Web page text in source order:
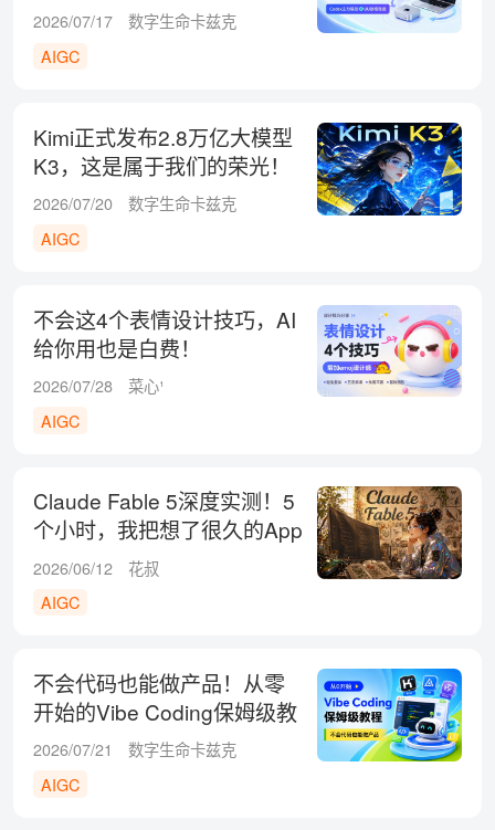
2026/07/17
数字生命卡兹克
AIGC
Kimi正式发布2.8万亿大模型
K3，这是属于我们的荣光！
2026/07/20
数字生命卡兹克
AIGC
不会这4个表情设计技巧，AI
给你用也是白费！
2026/07/28
菜心¹
AIGC
Claude Fable 5深度实测！5
个小时，我把想了很久的App
做出来了！
2026/06/12
花叔
AIGC
不会代码也能做产品！从零
开始的Vibe Coding保姆级教
程
2026/07/21
数字生命卡兹克
AIGC